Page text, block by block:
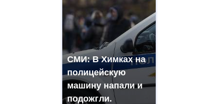
СМИ: В Химках на
полицейскую
машину напали и
подожгли.